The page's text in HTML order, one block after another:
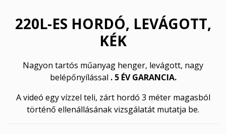
220L-ES HORDÓ, LEVÁGOTT,
KÉK
Nagyon tartós műanyag henger, levágott, nagy
belépőnyílással . 5 ÉV GARANCIA.
A videó egy vízzel teli, zárt hordó 3 méter magasból
történő ellenállásának vizsgálatát mutatja be.